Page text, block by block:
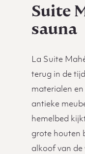
Suite
sauna
La Suite
terug in de
materialen
antieke
hemelbed
grote houten
alkoof van de